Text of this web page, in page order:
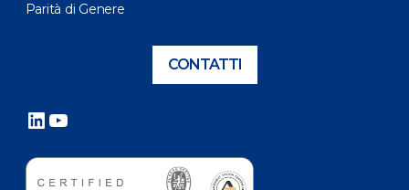
Parità di Genere
CONTATTI
LinkedIn
YouTube